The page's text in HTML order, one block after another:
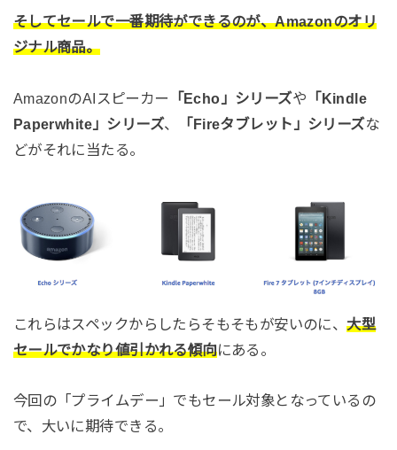
そしてセールで一番期待ができるのが、Amazonのオリ
ジナル商品。
AmazonのAIスピーカー 「Echo」シリーズや 「Kindle
Paperwhite」シリーズ、 「Fireタブレット」シリーズな
どがそれに当たる。
これらはスペックからしたらそもそもが安いのに、大型
セールでかなり値引かれる傾向にある。
今回の「プライムデー」でもセール対象となっているの
で、大いに期待できる。